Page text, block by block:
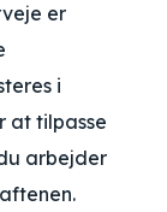
er
i
at tilpasse
arbejder